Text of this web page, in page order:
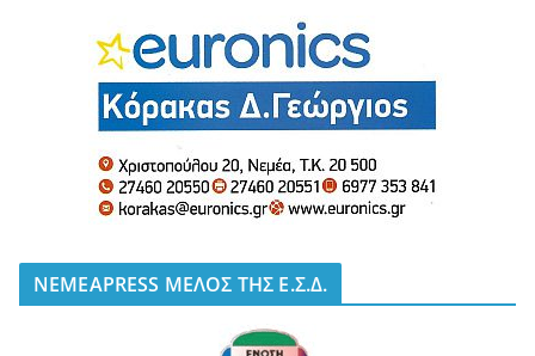
NEMEAPRESS ΜΕΛΟΣ ΤΗΣ Ε.Σ.Δ.